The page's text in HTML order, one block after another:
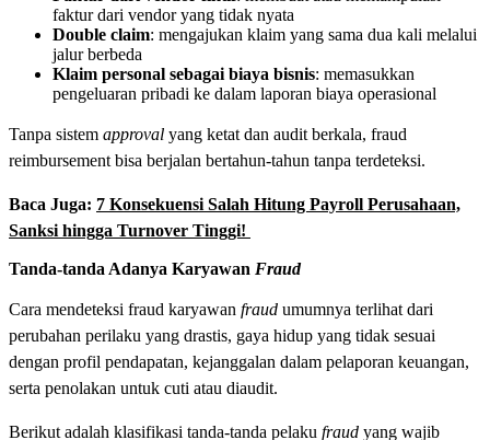
faktur dari vendor yang tidak nyata
Double claim: mengajukan klaim yang sama dua kali melalui
jalur berbeda
Klaim personal sebagai biaya bisnis: memasukkan
pengeluaran pribadi ke dalam laporan biaya operasional
Tanpa sistem approval yang ketat dan audit berkala, fraud
reimbursement bisa berjalan bertahun-tahun tanpa terdeteksi.
Baca Juga: 7 Konsekuensi Salah Hitung Payroll Perusahaan,
Sanksi hingga Turnover Tinggi!
Tanda-tanda Adanya Karyawan Fraud
Cara mendeteksi fraud karyawan fraud umumnya terlihat dari
perubahan perilaku yang drastis, gaya hidup yang tidak sesuai
dengan profil pendapatan, kejanggalan dalam pelaporan keuangan,
serta penolakan untuk cuti atau diaudit.
Berikut adalah klasifikasi tanda-tanda pelaku fraud yang wajib